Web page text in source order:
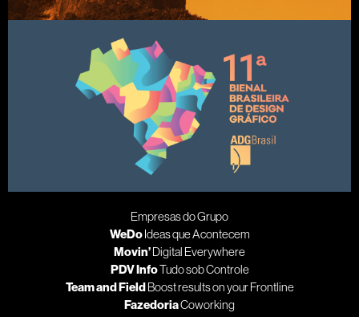
Empresas do Grupo
WeDoIdeas que Acontecem
Movin’Digital Everywhere
PDV InfoTudo sob Controle
Team and FieldBoost results on your Frontline
FazedoriaCoworking